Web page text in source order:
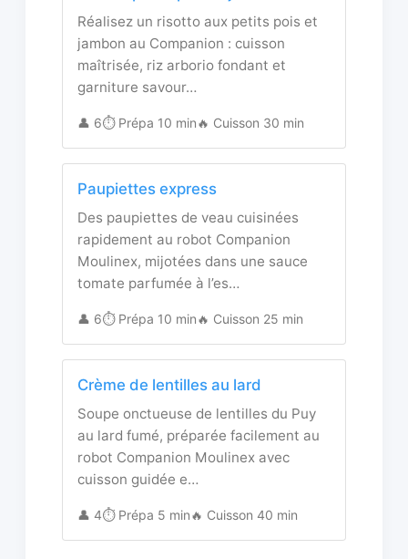
Réalisez un risotto aux petits pois et
jambon au Companion : cuisson
maîtrisée, riz arborio fondant et
garniture savour…
👤 6⏱️ Prépa 10 min🔥 Cuisson 30 min
Paupiettes express
Des paupiettes de veau cuisinées
rapidement au robot Companion
Moulinex, mijotées dans une sauce
tomate parfumée à l’es…
👤 6⏱️ Prépa 10 min🔥 Cuisson 25 min
Crème de lentilles au lard
Soupe onctueuse de lentilles du Puy
au lard fumé, préparée facilement au
robot Companion Moulinex avec
cuisson guidée e…
👤 4⏱️ Prépa 5 min🔥 Cuisson 40 min